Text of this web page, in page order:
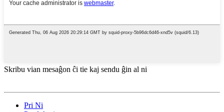
Skribu vian mesaĝon ĉi tie kaj sendu ĝin al ni
Pri Ni